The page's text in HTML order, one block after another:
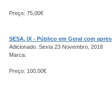
Preço: 75,00€
SESA, IX - Público em Geral com
Adicionado: Sexta 23 Novembro, 2018
Marca:
Preço: 100,00€